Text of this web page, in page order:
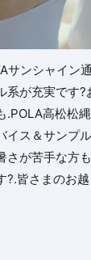
サンシャイン
系が充実です?
.POLA高松松
イス＆サンプ
さが苦手な方
?.皆さまのお